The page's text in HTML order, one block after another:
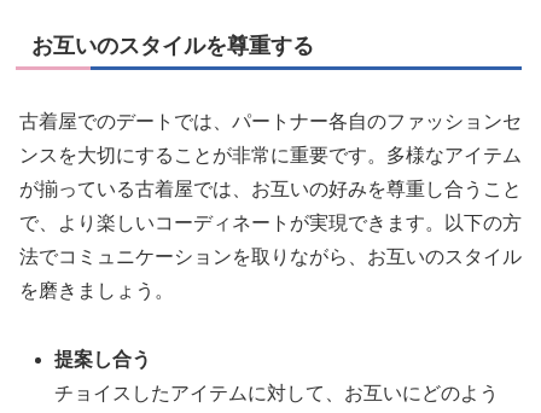
お互いのスタイルを尊重する
古着屋でのデートでは、パートナー各自のファッションセ
ンスを大切にすることが非常に重要です。多様なアイテム
が揃っている古着屋では、お互いの好みを尊重し合うこと
で、より楽しいコーディネートが実現できます。以下の方
法でコミュニケーションを取りながら、お互いのスタイル
を磨きましょう。
提案し合う
チョイスしたアイテムに対して、お互いにどのよう